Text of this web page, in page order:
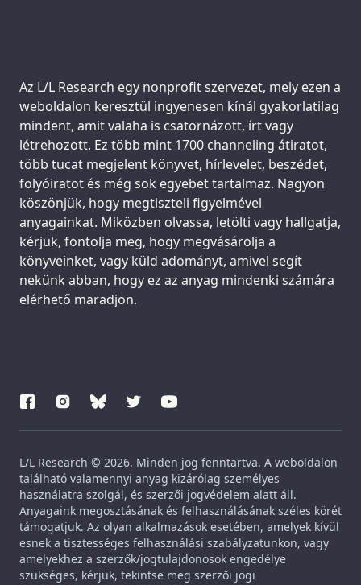
Support us:
Az L/L Research egy nonprofit szervezet, mely ezen a
weboldalon keresztül ingyenesen kínál gyakorlatilag
mindent, amit valaha is csatornázott, írt vagy
létrehozott. Ez több mint 1700 channeling átiratot,
több tucat megjelent könyvet, hírlevelet, beszédet,
folyóiratot és még sok egyebet tartalmaz. Nagyon
köszönjük, hogy megtiszteli figyelmével
anyagainkat. Miközben olvassa, letölti vagy hallgatja,
kérjük, fontolja meg, hogy megvásárolja a
könyveinket, vagy küld adományt, amivel segít
nekünk abban, hogy ez az anyag mindenki számára
elérhető maradjon.
L/L Research © 2026. Minden jog fenntartva. A weboldalon
található valamennyi anyag kizárólag személyes
használatra szolgál, és szerzői jogvédelem alatt áll.
Anyagaink megosztásának és felhasználásának széles körét
támogatjuk. Az olyan alkalmazások esetében, amelyek kívül
esnek a tisztességes felhasználási szabályzatunkon, vagy
amelyekhez a szerzők/jogtulajdonosok engedélye
szükséges, kérjük, tekintse meg szerzői jogi